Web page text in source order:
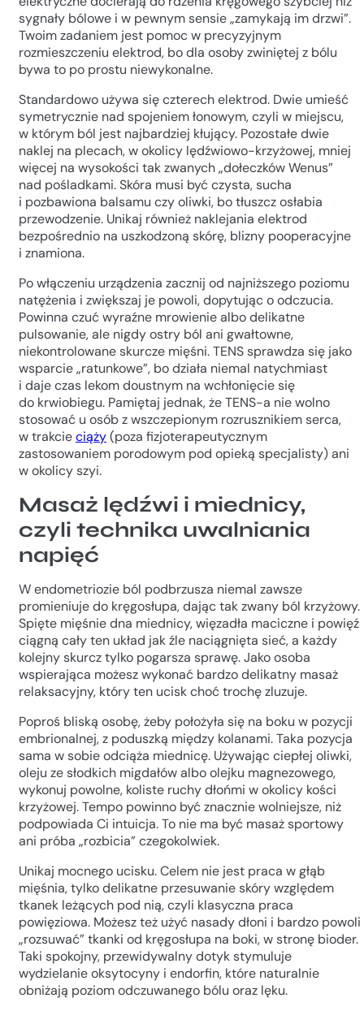
sygnały bólowe i w pewnym sensie „zamykają im drzwi”.
Twoim zadaniem jest pomoc w precyzyjnym
rozmieszczeniu elektrod, bo dla osoby zwiniętej z bólu
bywa to po prostu niewykonalne.
Standardowo używa się czterech elektrod. Dwie umieść
symetrycznie nad spojeniem łonowym, czyli w miejscu,
w którym ból jest najbardziej kłujący. Pozostałe dwie
naklej na plecach, w okolicy lędźwiowo-krzyżowej, mniej
więcej na wysokości tak zwanych „dołeczków Wenus”
nad pośladkami. Skóra musi być czysta, sucha
i pozbawiona balsamu czy oliwki, bo tłuszcz osłabia
przewodzenie. Unikaj również naklejania elektrod
bezpośrednio na uszkodzoną skórę, blizny pooperacyjne
i znamiona.
Po włączeniu urządzenia zacznij od najniższego poziomu
natężenia i zwiększaj je powoli, dopytując o odczucia.
Powinna czuć wyraźne mrowienie albo delikatne
pulsowanie, ale nigdy ostry ból ani gwałtowne,
niekontrolowane skurcze mięśni. TENS sprawdza się jako
wsparcie „ratunkowe”, bo działa niemal natychmiast
i daje czas lekom doustnym na wchłonięcie się
do krwiobiegu. Pamiętaj jednak, że TENS-a nie wolno
stosować u osób z wszczepionym rozrusznikiem serca,
w trakcieciąży(poza fizjoterapeutycznym
zastosowaniem porodowym pod opieką specjalisty) ani
w okolicy szyi.
Masaż lędźwi i miednicy,
czyli technika uwalniania
napięć
W endometriozie ból podbrzusza niemal zawsze
promieniuje do kręgosłupa, dając tak zwany ból krzyżowy.
Spięte mięśnie dna miednicy, więzadła maciczne i powięź
ciągną cały ten układ jak źle naciągnięta sieć, a każdy
kolejny skurcz tylko pogarsza sprawę. Jako osoba
wspierająca możesz wykonać bardzo delikatny masaż
relaksacyjny, który ten ucisk choć trochę zluzuje.
Poproś bliską osobę, żeby położyła się na boku w pozycji
embrionalnej, z poduszką między kolanami. Taka pozycja
sama w sobie odciąża miednicę. Używając ciepłej oliwki,
oleju ze słodkich migdałów albo olejku magnezowego,
wykonuj powolne, koliste ruchy dłońmi w okolicy kości
krzyżowej. Tempo powinno być znacznie wolniejsze, niż
podpowiada Ci intuicja. To nie ma być masaż sportowy
ani próba „rozbicia” czegokolwiek.
Unikaj mocnego ucisku. Celem nie jest praca w głąb
mięśnia, tylko delikatne przesuwanie skóry względem
tkanek leżących pod nią, czyli klasyczna praca
powięziowa. Możesz też użyć nasady dłoni i bardzo powoli
„rozsuwać” tkanki od kręgosłupa na boki, w stronę bioder.
Taki spokojny, przewidywalny dotyk stymuluje
wydzielanie oksytocyny i endorfin, które naturalnie
obniżają poziom odczuwanego bólu oraz lęku.